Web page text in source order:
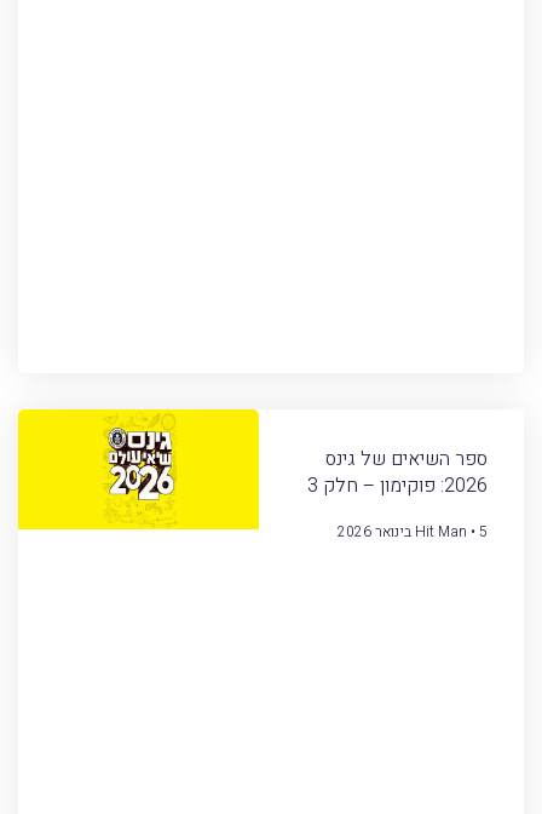
ספר השיאים של גינס
2026: פוקימון – חלק 3
Hit Man 5 בינואר 2026